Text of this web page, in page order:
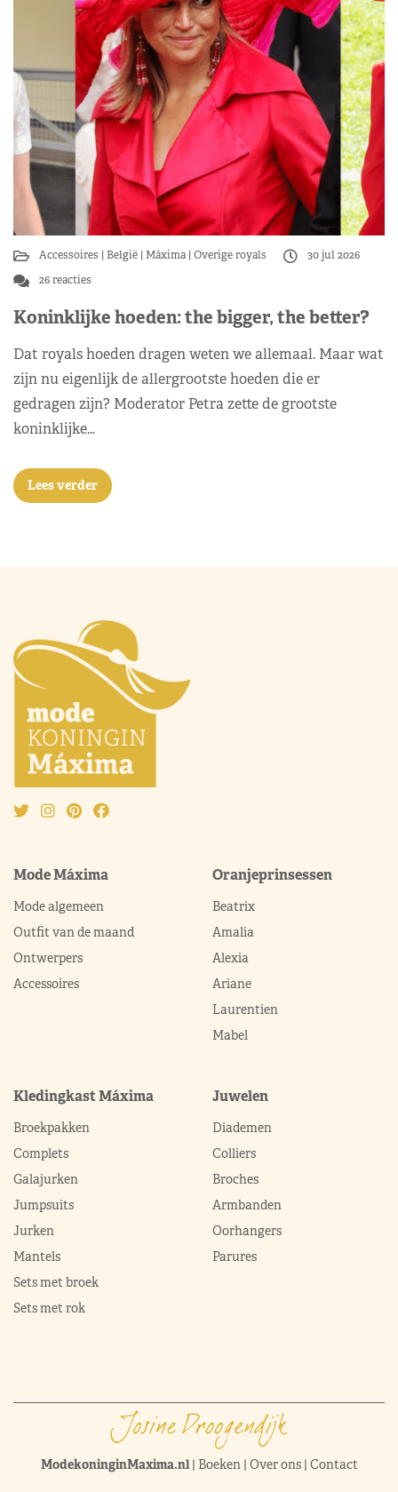
Accessoires België Máxima Overige royals
30 jul 2026
26 reacties
Koninklijke hoeden: the bigger, the better?
Dat royals hoeden dragen weten we allemaal. Maar wat
zijn nu eigenlijk de allergrootste hoeden die er
gedragen zijn? Moderator Petra zette de grootste
koninklijke…
Lees verder
Mode Máxima
Mode algemeen
Outfit van de maand
Ontwerpers
Accessoires
Oranjeprinsessen
Beatrix
Amalia
Alexia
Ariane
Laurentien
Mabel
Kledingkast Máxima
Broekpakken
Complets
Galajurken
Jumpsuits
Jurken
Mantels
Sets met broek
Sets met rok
Juwelen
Diademen
Colliers
Broches
Armbanden
Oorhangers
Parures
ModekoninginMaxima.nl| Boeken| Over ons| Contact